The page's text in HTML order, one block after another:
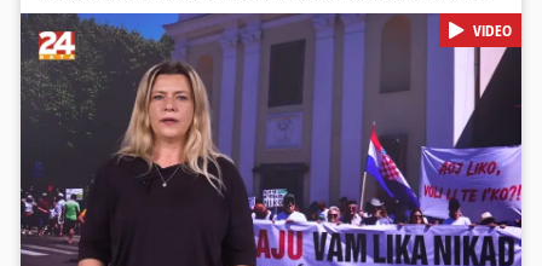
Krnetić: Lika teško zagađena s 37.000 tona opasnog otpada, Troje
poginulih u nesreći u Zagrebu, Uhićen načelnik Svetog Ivana
Žabna, Borba za život Denisa Vejzovića, Krajaču režu ovlasti: Slijedi
otkaz...
Pokretanje videa...
VIDEO